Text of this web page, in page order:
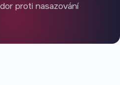
proti nasazování